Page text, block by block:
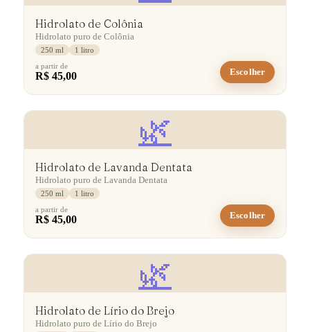
Hidrolato de Colônia
Hidrolato puro de Colônia
250 ml
1 litro
a partir de
R$ 45,00 Escolher
🌿
Hidrolato de Lavanda Dentata
Hidrolato puro de Lavanda Dentata
250 ml
1 litro
a partir de
R$ 45,00 Escolher
🌿
Hidrolato de Lírio do Brejo
Hidrolato puro de Lírio do Brejo